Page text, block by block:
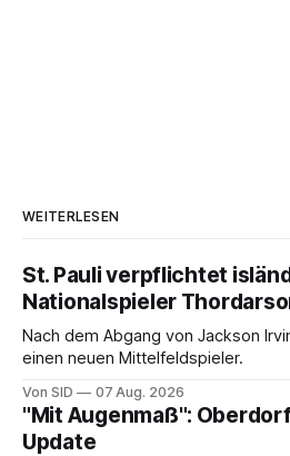
WEITERLESEN
St. Pauli verpflichtet
Nationalspieler
Nach dem Abgang von Jackson
einen neuen Mittelfeldspieler.
Von SID 07 Aug. 2026
"Mit Augenmaß":
Update